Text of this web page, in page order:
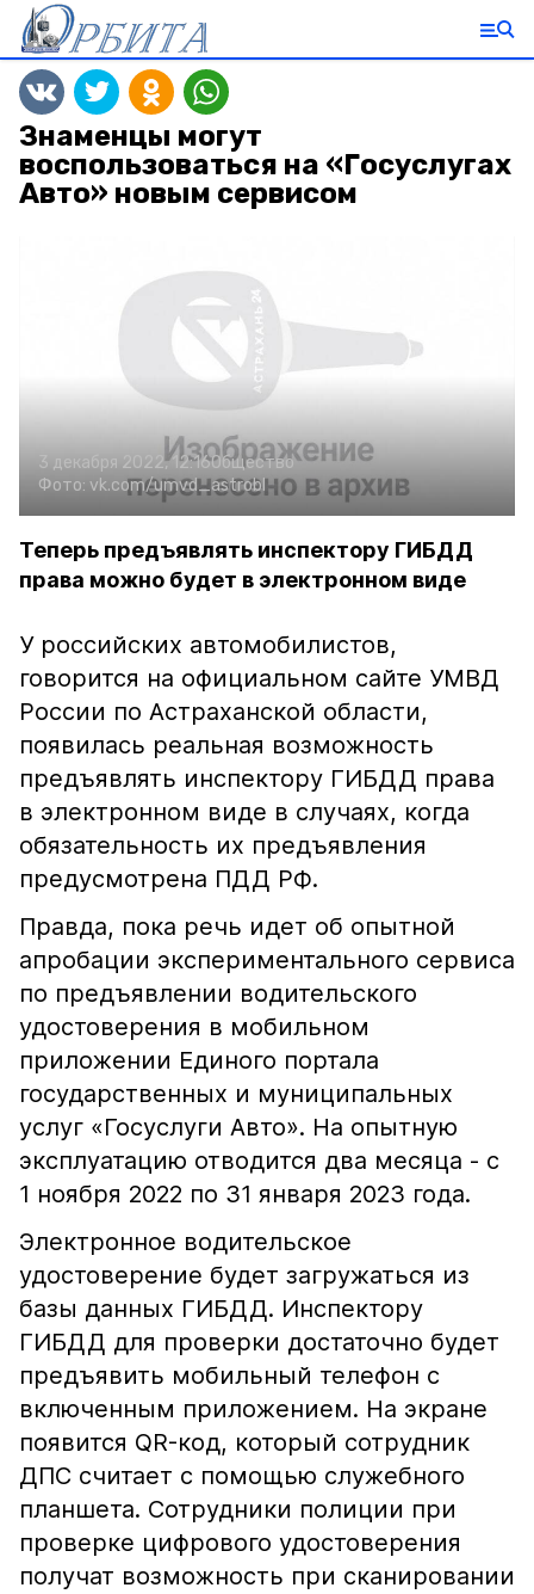
Знаменцы могут
воспользоваться на «Госуслугах
Авто» новым сервисом
3 декабря 2022, 12:16Общество
Фото: vk.com/umvd_astrobl
Теперь предъявлять инспектору ГИБДД
права можно будет в электронном виде
У российских автомобилистов,
говорится на официальном сайте УМВД
России по Астраханской области,
появилась реальная возможность
предъявлять инспектору ГИБДД права
в электронном виде в случаях, когда
обязательность их предъявления
предусмотрена ПДД РФ.
Правда, пока речь идет об опытной
апробации экспериментального сервиса
по предъявлении водительского
удостоверения в мобильном
приложении Единого портала
государственных и муниципальных
услуг «Госуслуги Авто». На опытную
эксплуатацию отводится два месяца - с
1 ноября 2022 по 31 января 2023 года.
Электронное водительское
удостоверение будет загружаться из
базы данных ГИБДД. Инспектору
ГИБДД для проверки достаточно будет
предъявить мобильный телефон с
включенным приложением. На экране
появится QR-код, который сотрудник
ДПС считает с помощью служебного
планшета. Сотрудники полиции при
проверке цифрового удостоверения
получат возможность при сканировании